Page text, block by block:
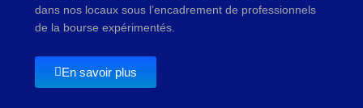
dans nos locaux sous l’encadrement de professionnels
de la bourse expérimentés.
En savoir plus